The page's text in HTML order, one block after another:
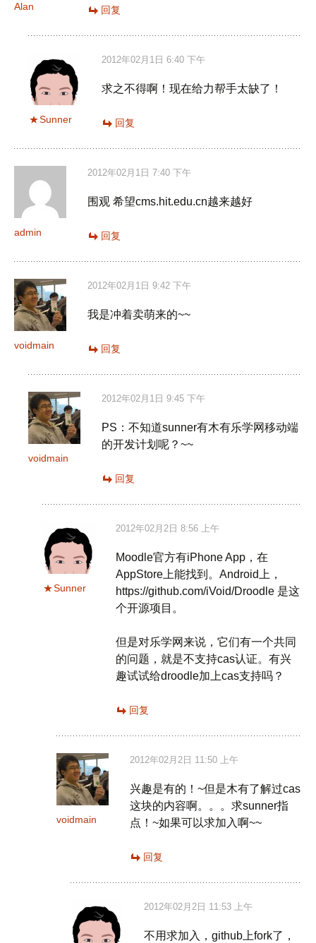
Alan 回复
Sunner
2012年02月1日 6:40 下午
求之不得啊！现在给力帮手太缺了！
回复
admin
2012年02月1日 7:40 下午
围观 希望cms.hit.edu.cn越来越好
回复
voidmain
2012年02月1日 9:42 下午
我是冲着卖萌来的~~
回复
voidmain
2012年02月1日 9:45 下午
PS：不知道sunner有木有乐学网移动端
的开发计划呢？~~
回复
Sunner
2012年02月2日 8:56 上午
Moodle官方有iPhone App，在
AppStore上能找到。Android上，
https://github.com/iVoid/Droodle 是这
个开源项目。
但是对乐学网来说，它们有一个共同
的问题，就是不支持cas认证。有兴
趣试试给droodle加上cas支持吗？
回复
voidmain
2012年02月2日 11:50 上午
兴趣是有的！~但是木有了解过cas
这块的内容啊。。。求sunner指
点！~如果可以求加入啊~~
回复
2012年02月2日 11:53 上午
不用求加入，github上fork了，